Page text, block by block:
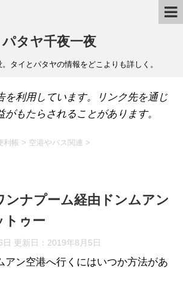
パタヤ千夜一夜
タイとパタヤの情報をどこよりも詳しく。
を利用しています。リンク先を通じ
がもたらされることがあります。
利帳 > 空港やバス関連 >
ンナプーム経由ドンムアン
トゥー
更新日： 2019年8月5日
アン空港へ行くにはいつか方法があ